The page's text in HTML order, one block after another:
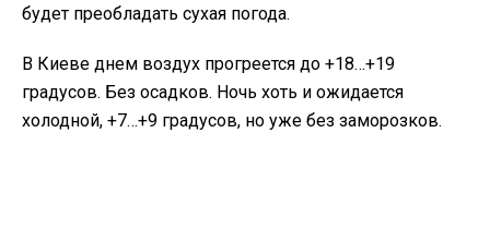
будет преобладать сухая погода.
В Киеве днем воздух прогреется до +18…+19
градусов. Без осадков. Ночь хоть и ожидается
холодной, +7…+9 градусов, но уже без заморозков.